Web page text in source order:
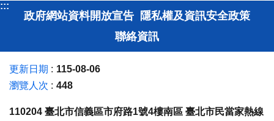
:::
政府網站資料開放宣告 隱私權及資訊安全政策
聯絡資訊
更新日期
115-08-06
瀏覽人次
448
110204 臺北市信義區市府路1號4樓南區 臺北市民當家熱線